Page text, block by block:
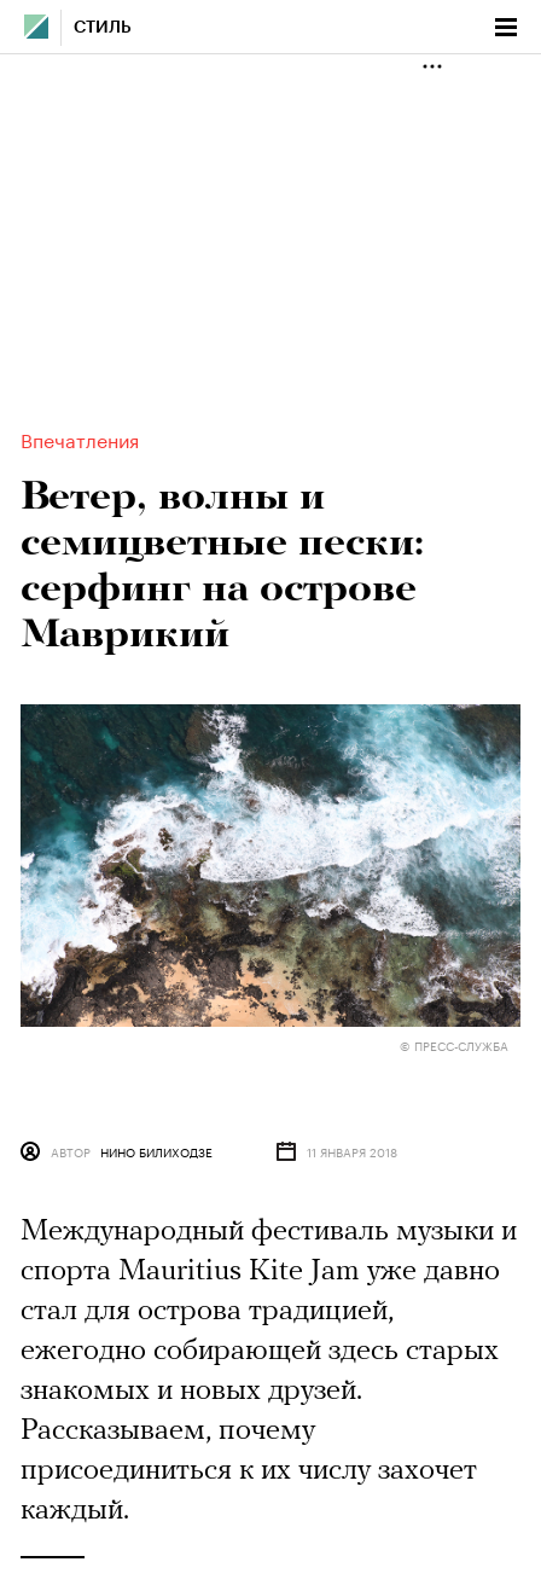
СТИЛЬ
Впечатления
Ветер, волны и
семицветные пески:
серфинг на острове
Маврикий
© ПРЕСС-СЛУЖБА
АВТОР НИНО БИЛИХОДЗЕ 11 ЯНВАРЯ 2018
Международный фестиваль музыки и
спорта Mauritius Kite Jam уже давно
стал для острова традицией,
ежегодно собирающей здесь старых
знакомых и новых друзей.
Рассказываем, почему
присоединиться к их числу захочет
каждый.